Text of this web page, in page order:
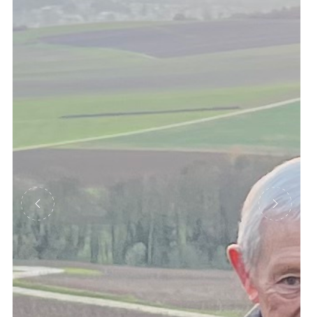
Précédent Suivant